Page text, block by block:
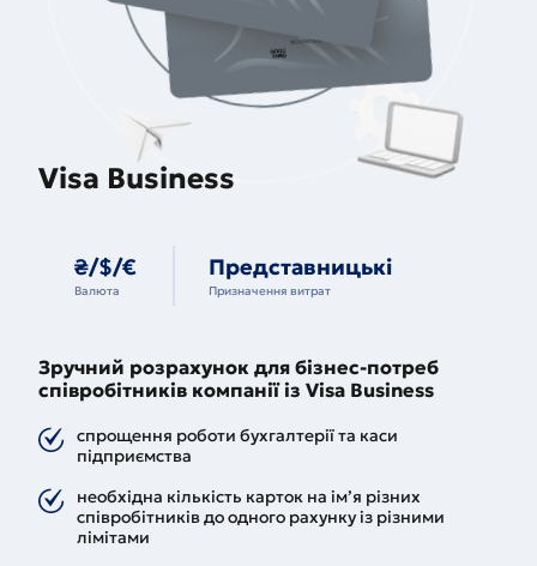
Visa Business
₴/$/€
Валюта
Представницькі
Призначення витрат
Зручний розрахунок для бізнес-потреб
співробітників компанії із Visa Business
спрощення роботи бухгалтерії та каси
підприємства
необхідна кількість карток на ім’я різних
співробітників до одного рахунку із різними
лімітами